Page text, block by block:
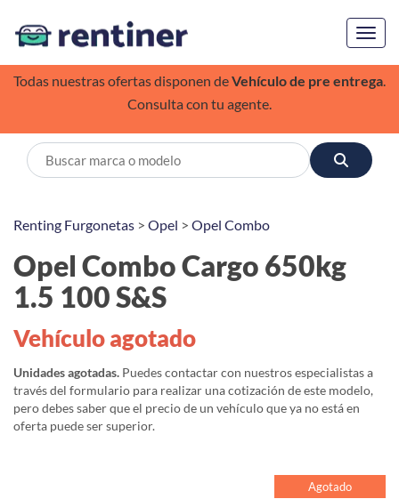
Todas nuestras ofertas disponen deVehículo de pre entrega.
Consulta con tu agente.
Renting Furgonetas > Opel > Opel Combo
Opel Combo Cargo 650kg
1.5 100 S&S
Vehículo agotado
Unidades agotadas. Puedes contactar con nuestros especialistas a
través del formulario para realizar una cotización de este modelo,
pero debes saber que el precio de un vehículo que ya no está en
oferta puede ser superior.
Agotado